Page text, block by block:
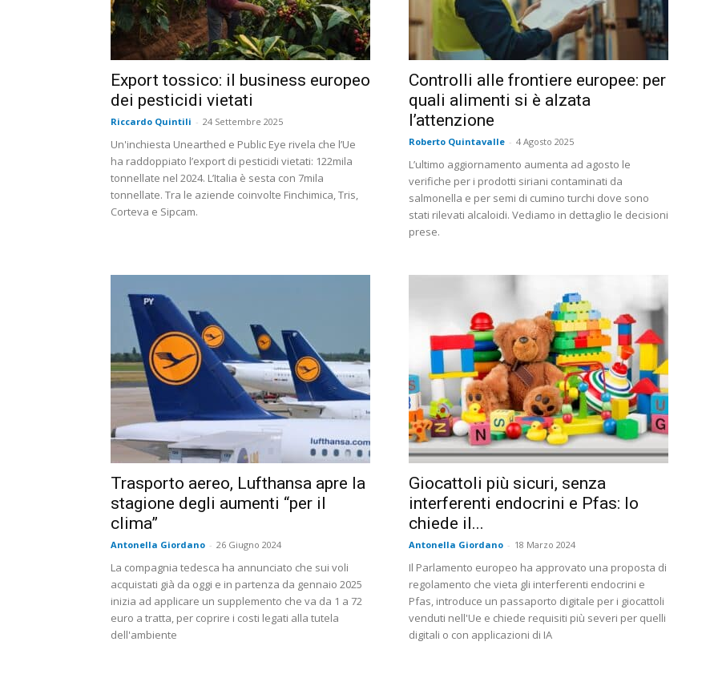
Export tossico: il business europeo
dei pesticidi vietati
Riccardo Quintili - 24 Settembre 2025
Un'inchiesta Unearthed e Public Eye rivela che l’Ue
ha raddoppiato l’export di pesticidi vietati: 122mila
tonnellate nel 2024. L’Italia è sesta con 7mila
tonnellate. Tra le aziende coinvolte Finchimica, Tris,
Corteva e Sipcam.
Controlli alle frontiere europee: per
quali alimenti si è alzata
l’attenzione
Roberto Quintavalle - 4 Agosto 2025
L’ultimo aggiornamento aumenta ad agosto le
verifiche per i prodotti siriani contaminati da
salmonella e per semi di cumino turchi dove sono
stati rilevati alcaloidi. Vediamo in dettaglio le decisioni
prese.
Trasporto aereo, Lufthansa apre la
stagione degli aumenti “per il
clima”
Antonella Giordano - 26 Giugno 2024
La compagnia tedesca ha annunciato che sui voli
acquistati già da oggi e in partenza da gennaio 2025
inizia ad applicare un supplemento che va da 1 a 72
euro a tratta, per coprire i costi legati alla tutela
dell'ambiente
Giocattoli più sicuri, senza
interferenti endocrini e Pfas: lo
chiede il...
Antonella Giordano - 18 Marzo 2024
Il Parlamento europeo ha approvato una proposta di
regolamento che vieta gli interferenti endocrini e
Pfas, introduce un passaporto digitale per i giocattoli
venduti nell'Ue e chiede requisiti più severi per quelli
digitali o con applicazioni di IA